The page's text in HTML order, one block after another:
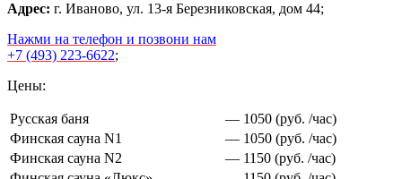
Адрес: г. Иваново, ул. 13-я Березниковская, дом 44;
Нажми на телефон и позвони нам
+7 (493) 223-6622;
Цены:
Русская баня
— 1050 (руб. /час)
Финская сауна N1
— 1050 (руб. /час)
Финская сауна N2
— 1150 (руб. /час)